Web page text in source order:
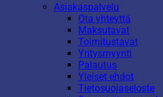
Asiakaspalvelu
Ota yhteyttä
Maksutavat
Toimitustavat
Yritysmyynti
Palautus
Yleiset ehdot
Tietosuojaseloste